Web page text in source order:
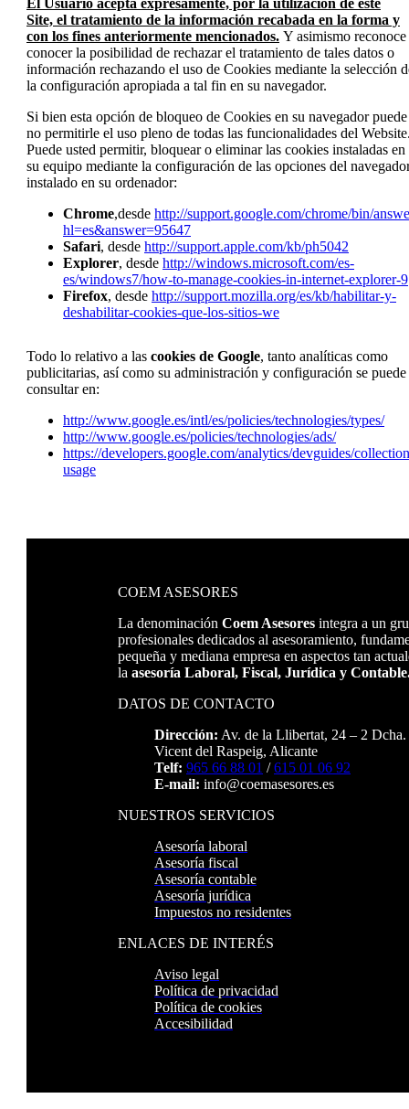
El Usuario acepta expresamente, por la utilización de este
Site, el tratamiento de la información recabada en la forma y
con los fines anteriormente mencionados. Y asimismo reconoce
conocer la posibilidad de rechazar el tratamiento de tales datos o
información rechazando el uso de Cookies mediante la selección
la configuración apropiada a tal fin en su navegador.
Si bien esta opción de bloqueo de Cookies en su navegador puede
no permitirle el uso pleno de todas las funcionalidades del
Puede usted permitir, bloquear o eliminar las cookies instaladas en
su equipo mediante la configuración de las opciones del
instalado en su ordenador:
Chrome,desde http://support.google.com/chrome/bin/
hl=es&answer=95647
Safari, desde http://support.apple.com/kb/ph5042
Explorer, desde http://windows.microsoft.com/es-
es/windows7/how-to-manage-cookies-in-internet-explorer-9
Firefox, desde http://support.mozilla.org/es/kb/habilitar-y-
deshabilitar-cookies-que-los-sitios-we
Todo lo relativo a las cookies de Google, tanto analíticas como
publicitarias, así como su administración y configuración se puede
consultar en:
http://www.google.es/intl/es/policies/technologies/types/
http://www.google.es/policies/technologies/ads/
https://developers.google.com/analytics/devguides/
usage
COEM ASESORES
La denominación Coem Asesores integra a un
profesionales dedicados al asesoramiento,
pequeña y mediana empresa en aspectos tan
la asesoría Laboral, Fiscal, Jurídica y
DATOS DE CONTACTO
Dirección: Av. de la Llibertat, 24 – 2 Dcha.
Vicent del Raspeig, Alicante
Telf: 965 66 88 01 /615 01 06 92
E-mail: info@coemasesores.es
NUESTROS SERVICIOS
Asesoría laboral
Asesoría fiscal
Asesoría contable
Asesoría jurídica
Impuestos no residentes
ENLACES DE INTERÉS
Aviso legal
Política de privacidad
Política de cookies
Accesibilidad